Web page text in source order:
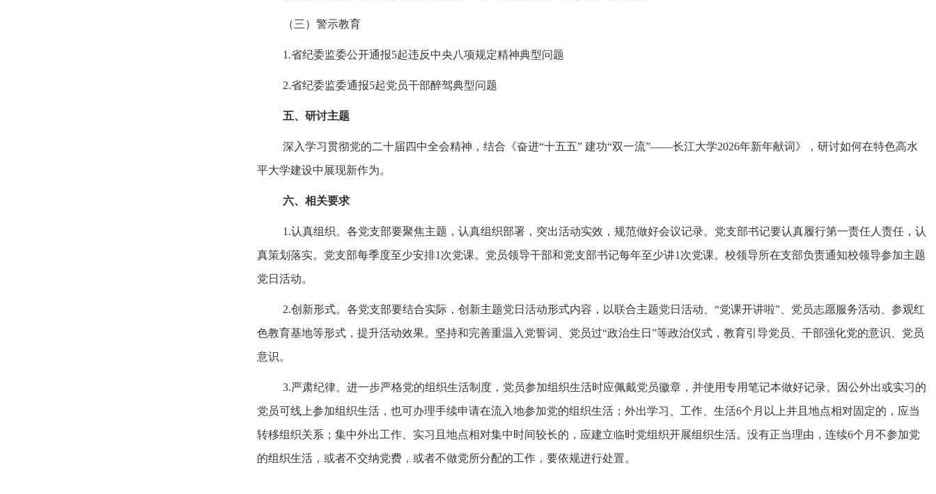
（三）警示教育
1.省纪委监委公开通报5起违反中央八项规定精神典型问题
2.省纪委监委通报5起党员干部醉驾典型问题
五、研讨主题
深入学习贯彻党的二十届四中全会精神，结合《奋进“十五五” 建功“双一流”——长江大学2026年新年献词》，研讨如何在特色高水
平大学建设中展现新作为。
六、相关要求
1.认真组织。各党支部要聚焦主题，认真组织部署，突出活动实效，规范做好会议记录。党支部书记要认真履行第一责任人责任，认
真策划落实。党支部每季度至少安排1次党课。党员领导干部和党支部书记每年至少讲1次党课。校领导所在支部负责通知校领导参加主题
党日活动。
2.创新形式。各党支部要结合实际，创新主题党日活动形式内容，以联合主题党日活动、“党课开讲啦”、党员志愿服务活动、参观红
色教育基地等形式，提升活动效果。坚持和完善重温入党誓词、党员过“政治生日”等政治仪式，教育引导党员、干部强化党的意识、党员
意识。
3.严肃纪律。进一步严格党的组织生活制度，党员参加组织生活时应佩戴党员徽章，并使用专用笔记本做好记录。因公外出或实习的
党员可线上参加组织生活，也可办理手续申请在流入地参加党的组织生活；外出学习、工作、生活6个月以上并且地点相对固定的，应当
转移组织关系；集中外出工作、实习且地点相对集中时间较长的，应建立临时党组织开展组织生活。没有正当理由，连续6个月不参加党
的组织生活，或者不交纳党费，或者不做党所分配的工作，要依规进行处置。